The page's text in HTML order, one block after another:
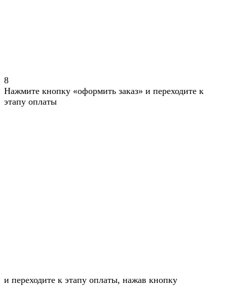
8
Нажмите кнопку «оформить заказ» и переходите к
этапу оплаты
и переходите к этапу оплаты, нажав кнопку